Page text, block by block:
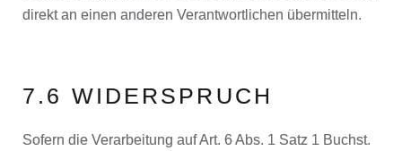
direkt an einen anderen Verantwortlichen übermitteln.
7.6 WIDERSPRUCH
Sofern die Verarbeitung auf Art. 6 Abs. 1 Satz 1 Buchst.